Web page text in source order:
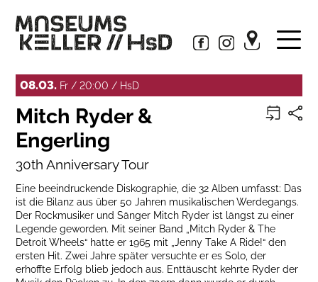
08.03. Fr / 20:00 / HsD
Mitch Ryder &
Engerling
30th Anniversary Tour
Eine beeindruckende Diskographie, die 32 Alben umfasst: Das
ist die Bilanz aus über 50 Jahren musikalischen Werdegangs.
Der Rockmusiker und Sänger Mitch Ryder ist längst zu einer
Legende geworden. Mit seiner Band „Mitch Ryder & The
Detroit Wheels“ hatte er 1965 mit „Jenny Take A Ride!“ den
ersten Hit. Zwei Jahre später versuchte er es Solo, der
erhoffte Erfolg blieb jedoch aus. Enttäuscht kehrte Ryder der